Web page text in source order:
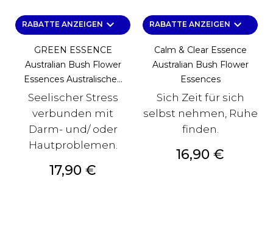
RABATTE ANZEIGEN keyboard_arrow_down
GREEN ESSENCE
Australian Bush Flower
Essences Australische...
Seelischer Stress
verbunden mit
Darm- und/ oder
Hautproblemen.
Preis
17,90 €
RABATTE ANZEIGEN keyboard_arrow_down
Calm & Clear Essence
Australian Bush Flower
Essences
Sich Zeit für sich
selbst nehmen, Ruhe
finden.
Preis
16,90 €